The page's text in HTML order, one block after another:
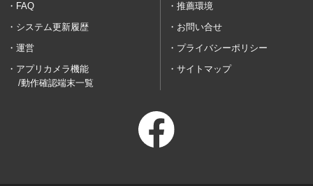
FAQ
推薦環境
システム更新履歴
お問い合せ
運営
プライバシーポリシー
アプリカメラ機能
/動作確認端末一覧
サイトマップ